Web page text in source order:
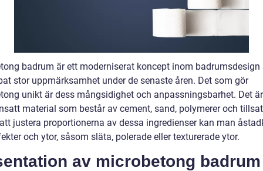
badrum är ett moderniserat koncept inom badrumsdesign
stor uppmärksamhet under de senaste åren. Det som gör
unikt är dess mångsidighet och anpassningsbarhet. Det
material som består av cement, sand, polymerer och
justera proportionerna av dessa ingredienser kan man
och ytor, såsom släta, polerade eller texturerade ytor.
av microbetong badrum